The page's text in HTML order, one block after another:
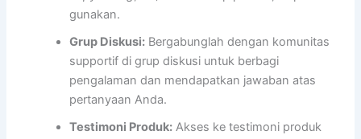
gunakan.
Grup Diskusi: Bergabunglah dengan komunitas
supportif di grup diskusi untuk berbagi
pengalaman dan mendapatkan jawaban atas
pertanyaan Anda.
Testimoni Produk: Akses ke testimoni produk